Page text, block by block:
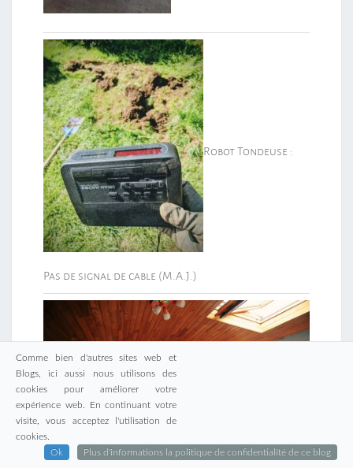
Robot Tondeuse :
Pas de signal de cable (M.A.J.)
Comme bien d'autres sites web et
Blogs, ici aussi nous utilisons des
cookies pour améliorer votre
expérience web. En continuant votre
visite, vous acceptez l'utilisation de
cookies.
Ok
Plus d'informations la politique de confidentialité de ce blog